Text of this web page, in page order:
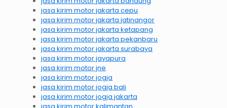
jasa kirim motor jakarta cepu
jasa kirim motor jakarta jatinangor
jasa kirim motor jakarta ketapang
jasa kirim motor jakarta pekanbaru
jasa kirim motor jakarta surabaya
jasa kirim motor jayapura
jasa kirim motor jne
jasa kirim motor jogja
jasa kirim motor jogja bali
jasa kirim motor jogja jakarta